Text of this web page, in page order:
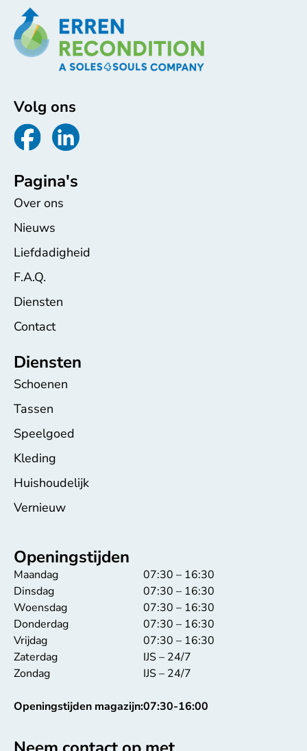
Volg ons
Pagina's
Over ons
Nieuws
Liefdadigheid
F.A.Q.
Diensten
Contact
Diensten
Schoenen
Tassen
Speelgoed
Kleding
Huishoudelijk
Vernieuw
Openingstijden
Maandag
Dinsdag
Woensdag
Donderdag
Vrijdag
Zaterdag
Zondag
Openingstijden magazijn:
07:30 – 16:30
07:30 – 16:30
07:30 – 16:30
07:30 – 16:30
07:30 – 16:30
IJS – 24/7
IJS – 24/7
07:30-16:00